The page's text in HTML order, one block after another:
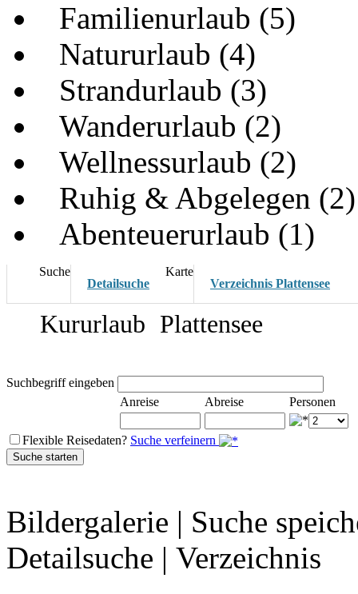
Familienurlaub (5)
Natururlaub (4)
Strandurlaub (3)
Wanderurlaub (2)
Wellnessurlaub (2)
Ruhig & Abgelegen (2)
Abenteuerurlaub (1)
Suche
Detailsuche
Karte
Verzeichnis Plattensee
Kururlaub Plattensee
Suchbegriff eingeben
Anreise
Abreise Personen
Flexible Reisedaten? Suche verfeinern
Bildergalerie | Suche
Detailsuche | Verzeichnis